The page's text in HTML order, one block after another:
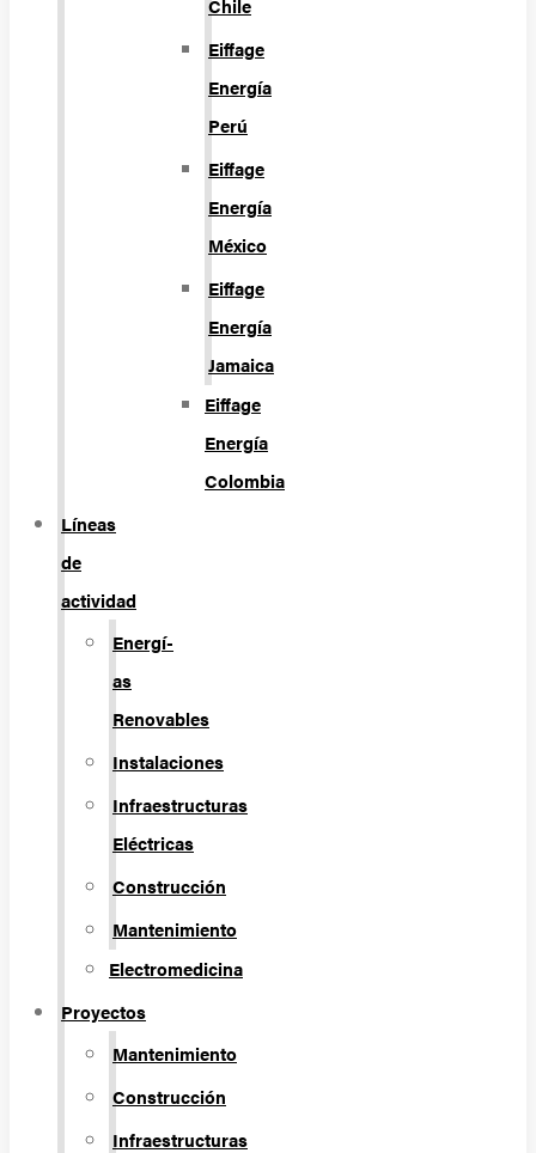
Chile
Eiffage
Energía
Perú
Eiffage
Energía
México
Eiffage
Energía
Jamaica
Eiffage
Energía
Colombia
Líneas
de
actividad
Energí­
as
Renovables
Instalaciones
Infraestructuras
Eléctricas
Construcción
Mantenimiento
Electromedicina
Proyectos
Mantenimiento
Construcción
Infraestructuras